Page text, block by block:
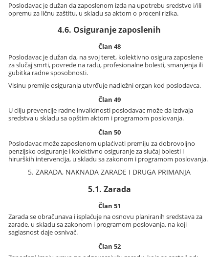
Poslodavac je dužan da zaposlenom izda na upotrebu sredstvo i/ili
opremu za ličnu zaštitu, u skladu sa aktom o proceni rizika.
4.6. Osiguranje zaposlenih
Član 48
Poslodavac je dužan da, na svoj teret, kolektivno osigura zaposlene
za slučaj smrti, povrede na radu, profesionalne bolesti, smanjenja ili
gubitka radne sposobnosti.
Visinu premije osiguranja utvrđuje nadležni organ kod poslodavca.
Član 49
U cilju prevencije radne invalidnosti poslodavac može da izdvaja
sredstva u skladu sa opštim aktom i programom poslovanja.
Član 50
Poslodavac može zaposlenom uplaćivati premiju za dobrovoljno
penzijsko osiguranje i kolektivno osiguranje za slučaj bolesti i
hirurških intervencija, u skladu sa zakonom i programom poslovanja.
5. ZARADA, NAKNADA ZARADE I DRUGA PRIMANJA
5.1. Zarada
Član 51
Zarada se obračunava i isplaćuje na osnovu planiranih sredstava za
zarade, u skladu sa zakonom i programom poslovanja, na koji
saglasnost daje osnivač.
Član 52